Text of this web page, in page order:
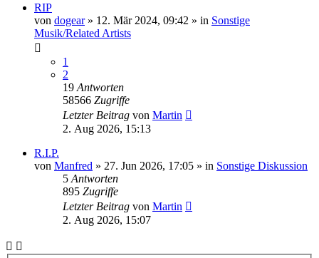
RIP
von dogear» 12. Mär 2024, 09:42 » in Sonstige
Musik/Related Artists
1
2
19 Antworten
58566 Zugriffe
Letzter Beitrag von Martin
2. Aug 2026, 15:13
R.I.P.
von Manfred » 27. Jun 2026, 17:05 » in Sonstige Diskussion
5 Antworten
895 Zugriffe
Letzter Beitrag von Martin
2. Aug 2026, 15:07